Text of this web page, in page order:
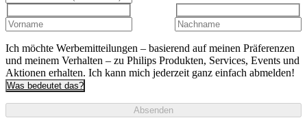
Ich möchte Werbemitteilungen – basierend auf meinen Präferenzen
und meinem Verhalten – zu Philips Produkten, Services, Events und
Aktionen erhalten. Ich kann mich jederzeit ganz einfach abmelden!
Was bedeutet das?
Absenden